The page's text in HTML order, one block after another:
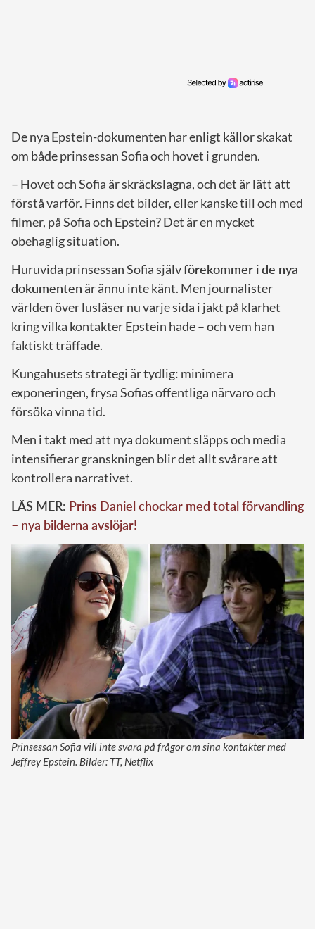
De nya Epstein-dokumenten har enligt källor skakat
om både prinsessan Sofia och hovet i grunden.
– Hovet och Sofia är skräckslagna, och det är lätt att
förstå varför. Finns det bilder, eller kanske till och med
filmer, på Sofia och Epstein? Det är en mycket
obehaglig situation.
Huruvida prinsessan Sofia självförekommer i de nya
dokumenten är ännu inte känt. Men journalister
världen över lusläser nu varje sida i jakt på klarhet
kring vilka kontakter Epstein hade – och vem han
faktiskt träffade.
Kungahusets strategi är tydlig: minimera
exponeringen, frysa Sofias offentliga närvaro och
försöka vinna tid.
Men i takt med att nya dokument släpps och media
intensifierar granskningen blir det allt svårare att
kontrollera narrativet.
LÄS MER: Prins Daniel chockar med total förvandling
– nya bilderna avslöjar!
Prinsessan Sofia vill inte svara på frågor om sina kontakter med
Jeffrey Epstein. Bilder: TT, Netflix